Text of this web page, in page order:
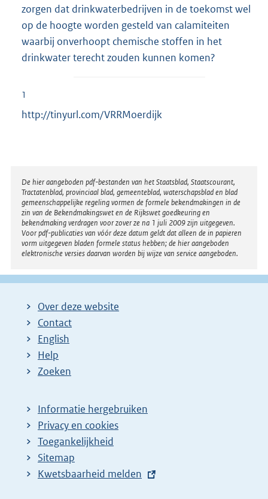
zorgen dat drinkwaterbedrijven in de toekomst wel
op de hoogte worden gesteld van calamiteiten
waarbij onverhoopt chemische stoffen in het
drinkwater terecht zouden kunnen komen?
1
http://tinyurl.com/VRRMoerdijk
Disclaimer
De hier aangeboden pdf-bestanden van het Staatsblad, Staatscourant,
Tractatenblad, provinciaal blad, gemeenteblad, waterschapsblad en blad
gemeenschappelijke regeling vormen de formele bekendmakingen in de
zin van de Bekendmakingswet en de Rijkswet goedkeuring en
bekendmaking verdragen voor zover ze na 1 juli 2009 zijn uitgegeven.
Voor pdf-publicaties van vóór deze datum geldt dat alleen de in papieren
vorm uitgegeven bladen formele status hebben; de hier aangeboden
elektronische versies daarvan worden bij wijze van service aangeboden.
Over deze website
Contact
English
Help
Zoeken
Informatie hergebruiken
Privacy en cookies
Toegankelijkheid
Sitemap
E
Kwetsbaarheid melden